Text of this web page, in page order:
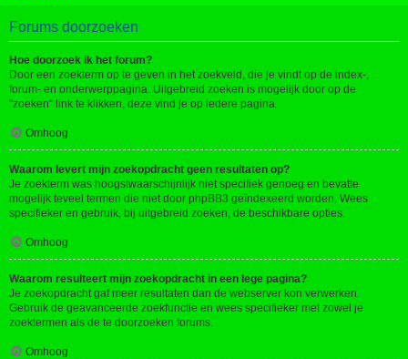
Forums doorzoeken
Hoe doorzoek ik het forum?
Door een zoekterm op te geven in het zoekveld, die je vindt op de index-,
forum- en onderwerppagina. Uitgebreid zoeken is mogelijk door op de
"zoeken" link te klikken, deze vind je op iedere pagina.
Omhoog
Waarom levert mijn zoekopdracht geen resultaten op?
Je zoekterm was hoogstwaarschijnlijk niet specifiek genoeg en bevatte
mogelijk teveel termen die niet door phpBB3 geïndexeerd worden. Wees
specifieker en gebruik, bij uitgebreid zoeken, de beschikbare opties.
Omhoog
Waarom resulteert mijn zoekopdracht in een lege pagina?
Je zoekopdracht gaf meer resultaten dan de webserver kon verwerken.
Gebruik de geavanceerde zoekfunctie en wees specifieker met zowel je
zoektermen als de te doorzoeken forums.
Omhoog